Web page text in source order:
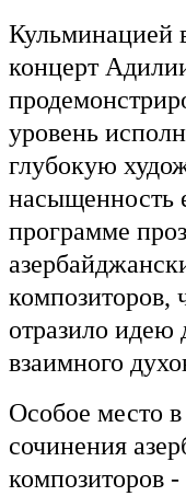
Кульминацией
концерт
уровень
глубокую
насыщенность
программе
композиторов,
отразило идею
взаимного
Особое место
сочинения
композиторов